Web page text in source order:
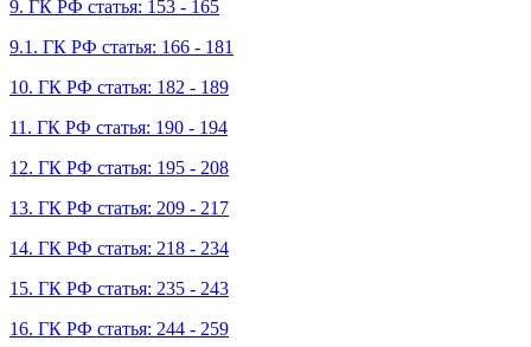
9. ГК РФ статья: 153 - 165
9.1. ГК РФ статья: 166 - 181
10. ГК РФ статья: 182 - 189
11. ГК РФ статья: 190 - 194
12. ГК РФ статья: 195 - 208
13. ГК РФ статья: 209 - 217
14. ГК РФ статья: 218 - 234
15. ГК РФ статья: 235 - 243
16. ГК РФ статья: 244 - 259